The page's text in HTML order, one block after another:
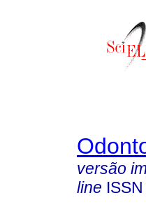
versão
line ISSN